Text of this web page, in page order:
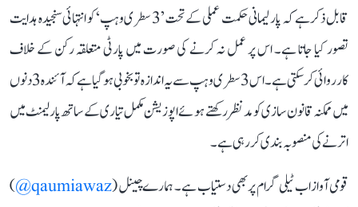
قابل ذکر ہے کہ پارلیمانی حکمت عملی کے تحت ’3 سطری وہپ‘ کو انتہائی سنجیدہ ہدایت
تصور کیا جاتا ہے۔ اس پر عمل نہ کرنے کی صورت میں پارٹی متعلقہ رکن کے خلاف
کارروائی کر سکتی ہے۔ اس 3 سطری وہپ سے یہ اندازہ تو بخوبی ہو گیا ہے کہ آئندہ 3 دنوں
میں ممکنہ قانون سازی کو مدنظر رکھتے ہوئے اپوزیشن مکمل تیاری کے ساتھ پارلیمنٹ میں
اترنے کی منصوبہ بندی کر رہی ہے۔
قومی آواز اب ٹیلی گرام پر بھی دستیاب ہے۔ ہمارے چینل (qaumiawaz@
)